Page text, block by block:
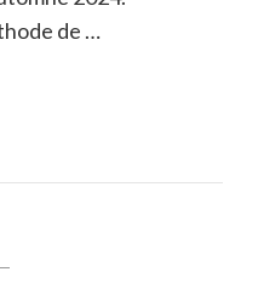
de …